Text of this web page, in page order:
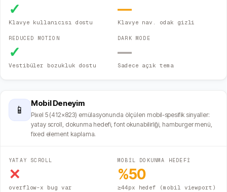
✓
Klavye kullanıcısı dostu
—
Klavye nav. odak gizli
REDUCED MOTION
✓
Vestibüler bozukluk dostu
DARK MODE
—
Sadece açık tema
📱
Mobil Deneyim
Pixel 5 (412×823) emülasyonunda ölçülen mobil-spesifik sinyaller:
yatay scroll, dokunma hedefi, font okunabilirliği, hamburger menü,
fixed element kaplama.
YATAY SCROLL
✕
overflow-x bug var
MOBİL DOKUNMA HEDEFİ
%50
≥44px hedef (mobil viewport)